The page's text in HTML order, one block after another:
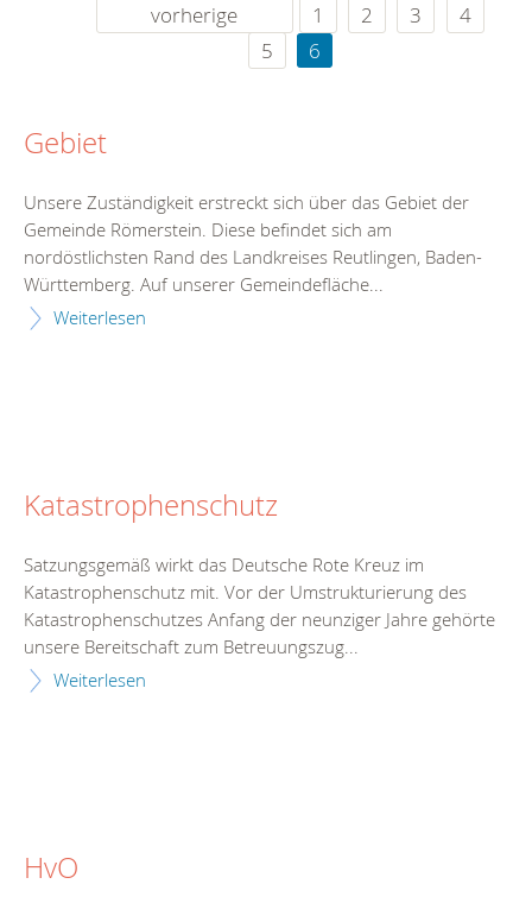
vorherige 1 2 3
4
5
6
Gebiet
Unsere Zuständigkeit erstreckt sich über das Gebiet der
Gemeinde Römerstein. Diese befindet sich am
nordöstlichsten Rand des Landkreises Reutlingen, Baden-
Württemberg. Auf unserer Gemeindefläche...
Weiterlesen
Katastrophenschutz
Satzungsgemäß wirkt das Deutsche Rote Kreuz im
Katastrophenschutz mit. Vor der Umstrukturierung des
Katastrophenschutzes Anfang der neunziger Jahre gehörte
unsere Bereitschaft zum Betreuungszug...
Weiterlesen
HvO